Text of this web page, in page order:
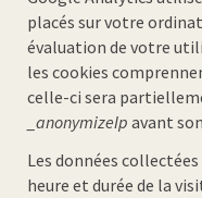
placés sur votre
évaluation de votre
les cookies
celle-ci sera
_anonymizeIp avant
Les données
heure et durée de la